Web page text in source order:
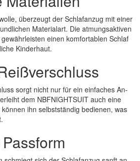
überzeugt der Schlafanzug mit einer
Materialart. Die atmungsaktiven
einen komfortablen Schlaf
Kinderhaut.
sorgt nicht nur für ein einfaches An-
dem NBFNIGHTSUIT auch eine
ihn selbstständig bedienen, was